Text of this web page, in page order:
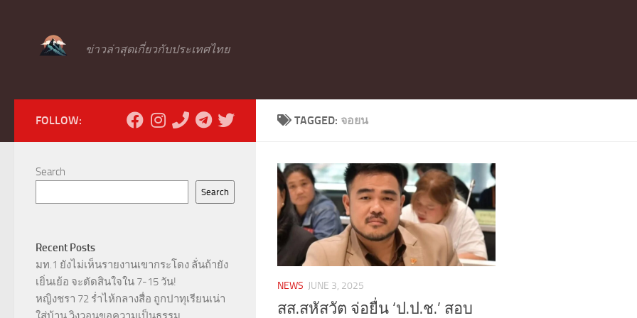
ข่าวล่าสุดเกี่ยวกับประเทศไทย
TAGGED: จอยน
NEWS JUNE 3, 2025
สส.สหัสวัต จ่อยื่น ‘ป.ป.ช.’ สอบ
FOLLOW:
Search
Search
Recent Posts
มท.1 ยังไม่เห็นรายงานเขากระโดง ลั่นถ้ายัง
เยิ่นเย้อ จะตัดสินใจใน 7-15 วัน!
หญิงชรา 72 ร่ำไห้กลางสื่อ ถูกปาทุเรียนเน่า